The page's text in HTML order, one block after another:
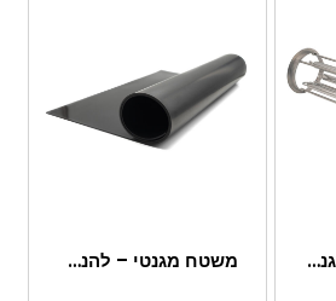
ראש מסנן שקיק מגנטי משטח מגנטי – להנחה מתחת לרגליים – בטוח למזון